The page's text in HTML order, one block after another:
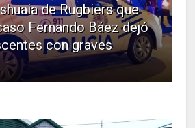
de Rugbiers que
Fernando Báez dejó
con graves